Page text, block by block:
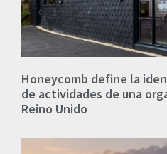
Honeycomb define la
de actividades de una
Reino Unido